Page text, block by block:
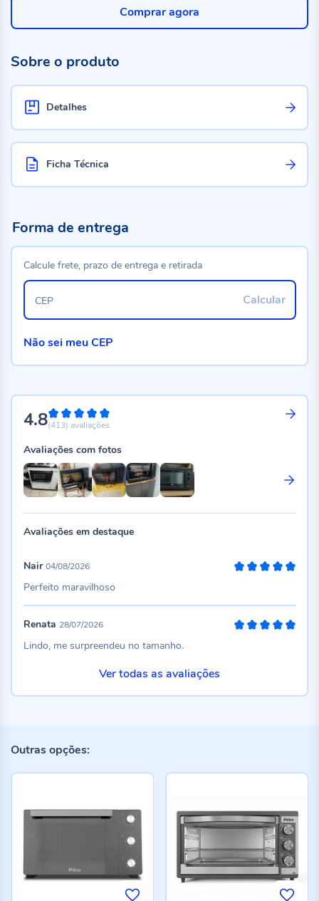
Comprar agora
Sobre o produto
Detalhes
Ficha Técnica
4.896%
(413) avaliações
Avaliações com fotos
Avaliações em destaque
Nair 04/08/2026
Perfeito maravilhoso
Renata 28/07/2026
Lindo, me surpreendeu no tamanho.
Ver todas as avaliações
Forma de entrega
Calcule frete, prazo de entrega e retirada
Calcular
CEP
Não sei meu CEP
Outras opções: